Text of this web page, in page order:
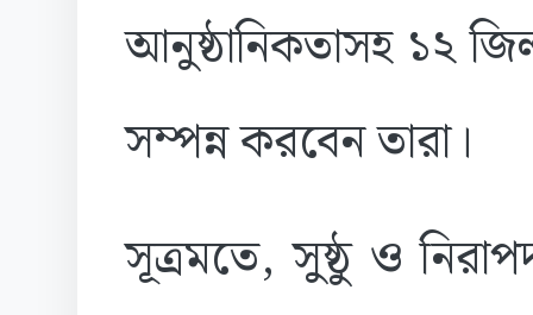
আনুষ্ঠানিকতাসহ ১২
সম্পন্ন করবেন তারা।
সূত্রমতে, সুষ্ঠু ও